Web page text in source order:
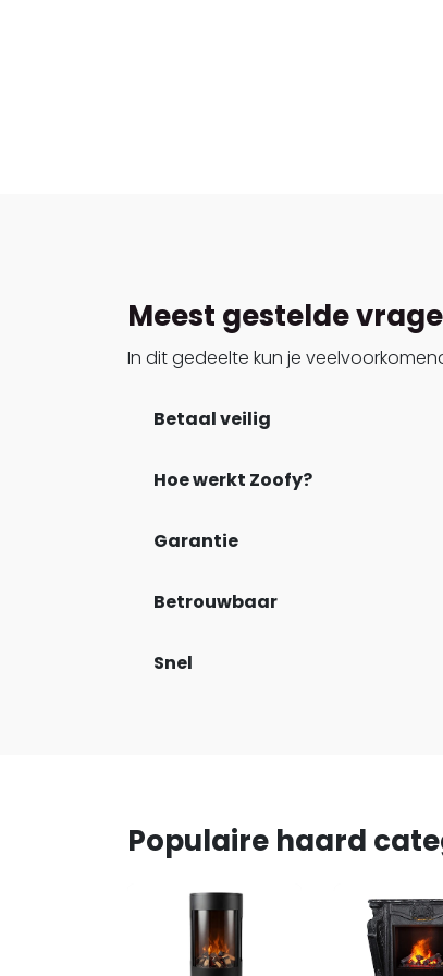
Meest gestelde
In dit gedeelte kun je
Betaal veilig
Hoe werkt Zoofy?
Garantie
Betrouwbaar
Snel
Populaire haard